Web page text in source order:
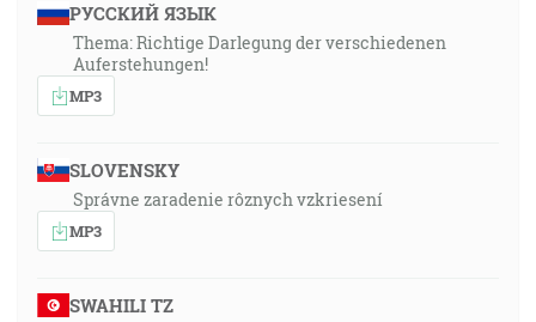
РУССКИЙ ЯЗЫК
Thema: Richtige Darlegung der verschiedenen
Auferstehungen!
MP3
SLOVENSKY
Správne zaradenie rôznych vzkriesení
MP3
SWAHILI TZ